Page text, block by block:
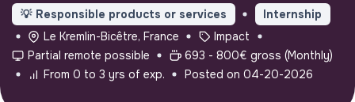
💡 Responsible products or services
Internship
Le Kremlin-Bicêtre, France
Impact
Partial remote possible
693 - 800€ gross (Monthly)
From 0 to 3 yrs of exp.
Posted on 04-20-2026